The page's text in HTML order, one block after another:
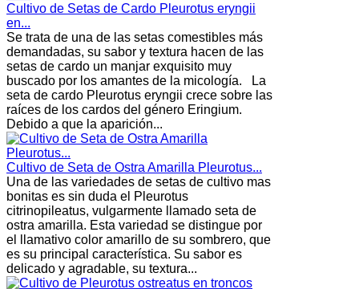
Cultivo de Setas de Cardo Pleurotus eryngii
en...
Se trata de una de las setas comestibles más
demandadas, su sabor y textura hacen de las
setas de cardo un manjar exquisito muy
buscado por los amantes de la micología. La
seta de cardo Pleurotus eryngii crece sobre las
raíces de los cardos del género Eringium.
Debido a que la aparición...
Cultivo de Seta de Ostra Amarilla Pleurotus...
Una de las variedades de setas de cultivo mas
bonitas es sin duda el Pleurotus
citrinopileatus, vulgarmente llamado seta de
ostra amarilla. Esta variedad se distingue por
el llamativo color amarillo de su sombrero, que
es su principal característica. Su sabor es
delicado y agradable, su textura...